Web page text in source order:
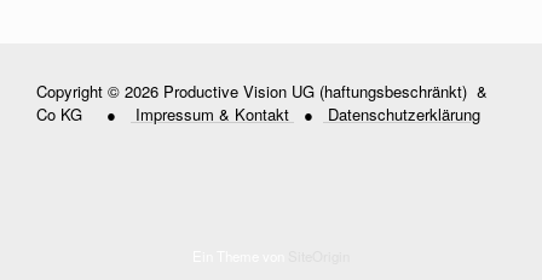
Copyright © 2026 Productive Vision UG (haftungsbeschränkt) &
Co KG ●
Impressum & Kontakt ● Datenschutzerklärung